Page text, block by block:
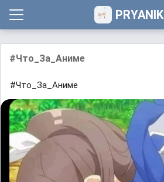
PRYANIK
#Что_За_Аниме
#Что_За_Аниме